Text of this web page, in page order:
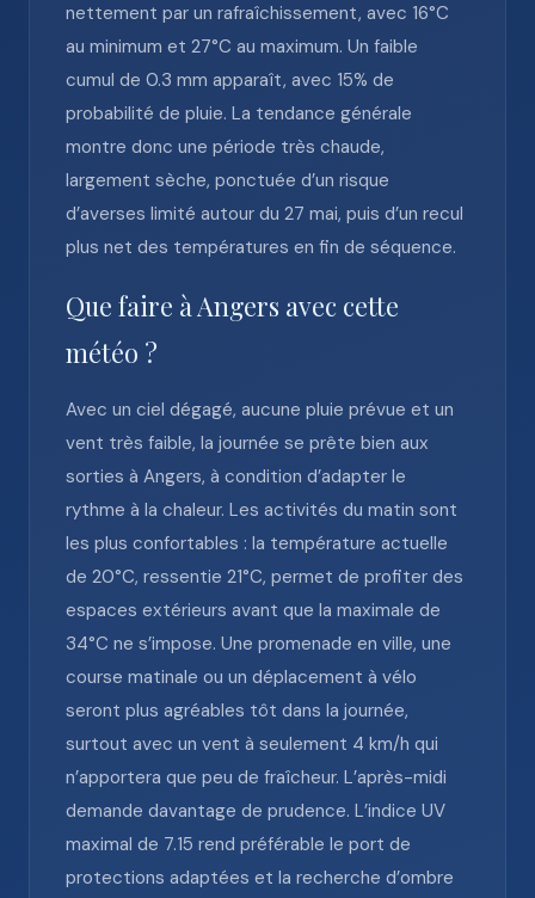
nettement par un rafraîchissement, avec 16°C
au minimum et 27°C au maximum. Un faible
cumul de 0.3 mm apparaît, avec 15% de
probabilité de pluie. La tendance générale
montre donc une période très chaude,
largement sèche, ponctuée d’un risque
d’averses limité autour du 27 mai, puis d’un recul
plus net des températures en fin de séquence.
Que faire à Angers avec cette
météo ?
Avec un ciel dégagé, aucune pluie prévue et un
vent très faible, la journée se prête bien aux
sorties à Angers, à condition d’adapter le
rythme à la chaleur. Les activités du matin sont
les plus confortables : la température actuelle
de 20°C, ressentie 21°C, permet de profiter des
espaces extérieurs avant que la maximale de
34°C ne s’impose. Une promenade en ville, une
course matinale ou un déplacement à vélo
seront plus agréables tôt dans la journée,
surtout avec un vent à seulement 4 km/h qui
n’apportera que peu de fraîcheur. L’après-midi
demande davantage de prudence. L’indice UV
maximal de 7.15 rend préférable le port de
protections adaptées et la recherche d’ombre